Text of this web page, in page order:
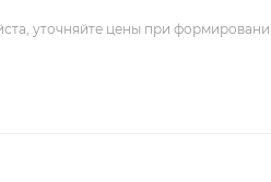
уточняйте цены при